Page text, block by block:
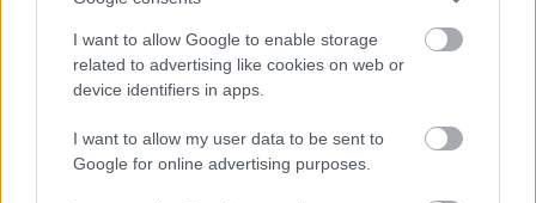
I want to allow Google to enable storage
related to advertising like cookies on web or
device identifiers in apps.
I want to allow my user data to be sent to
Google for online advertising purposes.
ütközések, rengeteg feszültség volt köztük, mégis
is hasonlóan